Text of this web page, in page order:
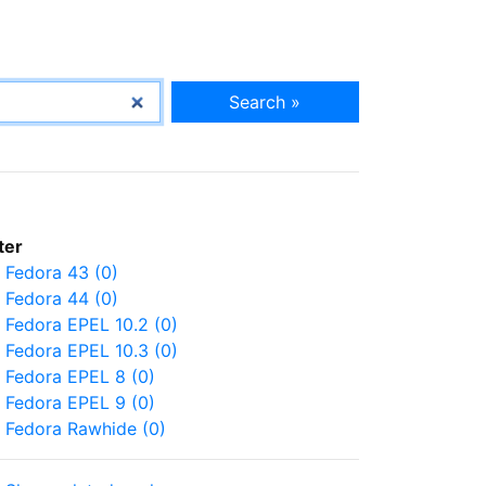
Search »
Fedora 43 (0)
Fedora 44 (0)
Fedora EPEL 10.2 (0)
Fedora EPEL 10.3 (0)
Fedora EPEL 8 (0)
Fedora EPEL 9 (0)
Fedora Rawhide (0)